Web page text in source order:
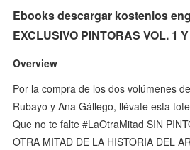
Ebooks descargar kostenlos
EXCLUSIVO PINTORAS VOL. 1
Overview
Por la compra de los dos volúmenes
Rubayo y Ana Gállego, llévate esta
Que no te falte #LaOtraMitad SIN
OTRA MITAD DE LA HISTORIA DEL